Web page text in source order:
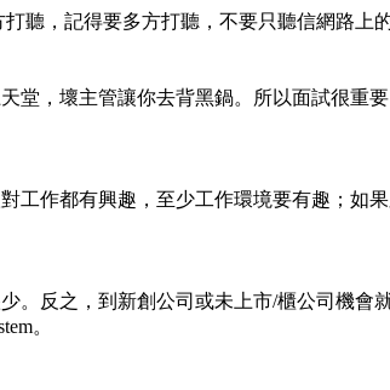
聽，記得要多方打聽，不要只聽信網路上的
，壞主管讓你去背黑鍋。所以面試很重
作都有興趣，至少工作環境要有趣；如
反之，到新創公司或未上市/櫃公司機會
。